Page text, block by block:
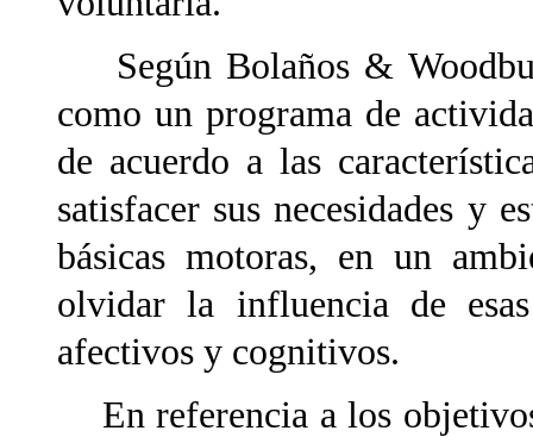
Según Bolaños &
como un programa de
de acuerdo a las
satisfacer sus necesidades y
básicas motoras, en un
olvidar la influencia de
afectivos y cognitivos.
En referencia a los